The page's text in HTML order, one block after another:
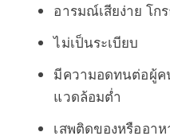
อารมณ์เสียง่าย โก
ไม่เป็นระเบียบ
มีความอดทนต่อผู้ค
แวดล้อมต่ำ
เสพติดของหรืออา